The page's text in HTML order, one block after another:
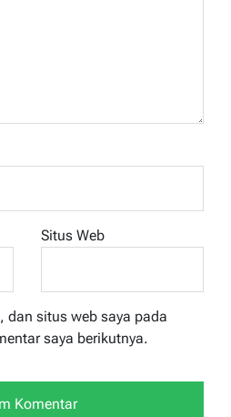
Situs Web
dan situs web saya pada
saya berikutnya.